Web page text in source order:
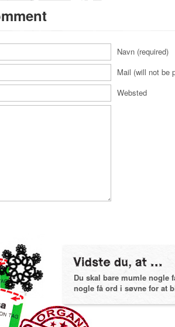
Navn (required)
Mail (will not be
Websted
Du skal bare mumle nogle
nogle få ord i søvne for at